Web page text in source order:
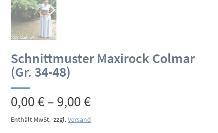
Schnittmuster Maxirock Colmar
(Gr. 34-48)
0,00€– 9,00€Preisspanne:
0,00 €
Enthält MwSt. zzgl.Versand